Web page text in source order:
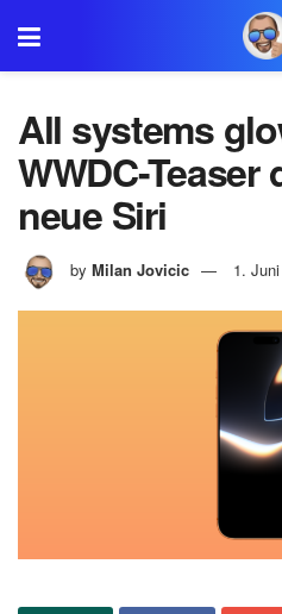
All systems
WWDC-
neue Siri
by Milan Jovicic 1.